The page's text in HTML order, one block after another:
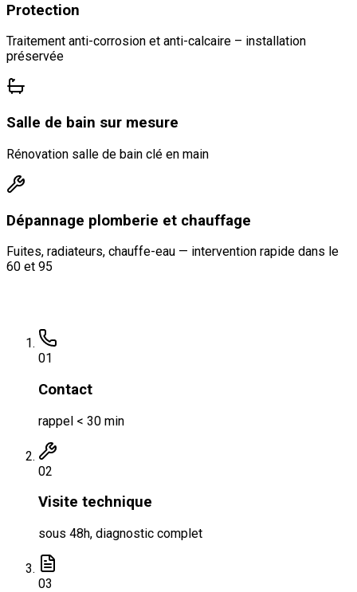
Protection
Traitement anti-corrosion et anti-calcaire – installation
préservée
Salle de bain sur mesure
Rénovation salle de bain clé en main
Dépannage plomberie et chauffage
Fuites, radiateurs, chauffe-eau — intervention rapide dans le
60 et 95
01
Contact
rappel < 30 min
02
Visite technique
sous 48h, diagnostic complet
03